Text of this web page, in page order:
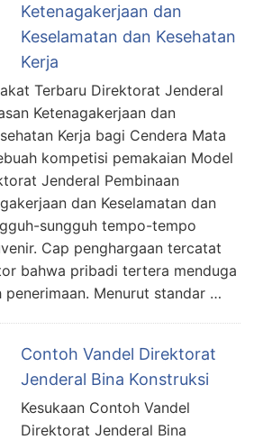
Ketenagakerjaan dan
Keselamatan dan Kesehatan
Kerja
Terbaru Direktorat Jenderal
Ketenagakerjaan dan
Kerja bagi Cendera Mata
kompetisi pemakaian Model
Jenderal Pembinaan
dan Keselamatan dan
sungguh tempo-tempo
Cap penghargaan tercatat
bahwa pribadi tertera menduga
penerimaan. Menurut standar …
Contoh Vandel Direktorat
Jenderal Bina Konstruksi
Kesukaan Contoh Vandel
Direktorat Jenderal Bina